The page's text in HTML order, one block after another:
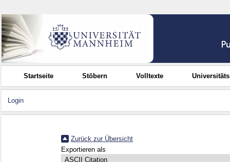
Startseite Stöbern Volltexte
Login
Zurück zur Übersicht
Exportieren als